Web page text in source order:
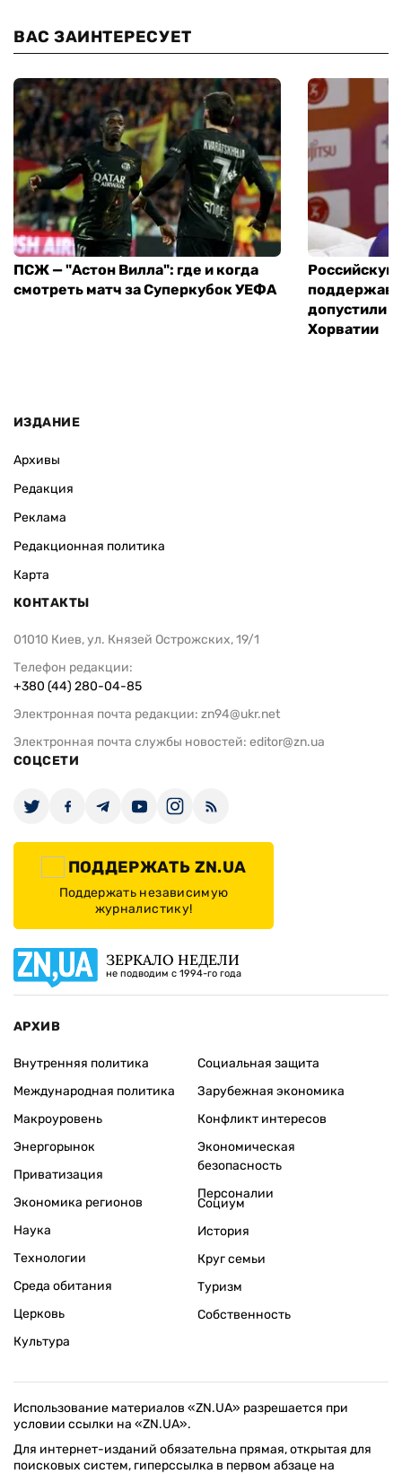
ВАС ЗАИНТЕРЕСУЕТ
ПСЖ — "Астон Вилла": где и когда
смотреть матч за Суперкубок УЕФА
Российскую
допустили
Хорватии
ИЗДАНИЕ
Архивы
Редакция
Реклама
Редакционная политика
Карта
КОНТАКТЫ
01010 Киев, ул. Князей Острожских, 19/1
Телефон редакции:
+380 (44) 280-04-85
Электронная почта редакции: zn94@ukr.net
Электронная почта службы новостей: editor@zn.ua
СОЦСЕТИ
ПОДДЕРЖАТЬ ZN.UA
Поддержать независимую
журналистику!
ЗЕРКАЛО НЕДЕЛИ
не подводим с 1994-го года
АРХИВ
Внутренняя политика
Международная политика
Макроуровень
Энергорынок
Приватизация
Экономика регионов
Социальная защита
Зарубежная экономика
Конфликт интересов
Экономическая
безопасность
Персоналии
Наука
Технологии
Среда обитания
Церковь
Культура
Социум
История
Круг семьи
Туризм
Собственность
Использование материалов «ZN.UA» разрешается при
условии ссылки на «ZN.UA».
Для интернет-изданий обязательна прямая, открытая для
поисковых систем, гиперссылка в первом абзаце на